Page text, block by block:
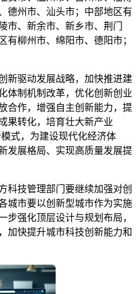
德州市、汕头市；中部地区有
市、新余市、新乡市、荆门
有柳州市、绵阳市、德阳市；
新驱动发展战略，加快推进建
体制机制改革，优化创新创业
合作，增强自主创新能力，提
果转化，培育壮大新产业
模式，为建设现代化经济体
发展格局、实现高质量发展提
科技管理部门要继续加强对创
城市要以创新型城市作为实施
步强化顶层设计与规划布局，
加快提升城市科技创新能力和